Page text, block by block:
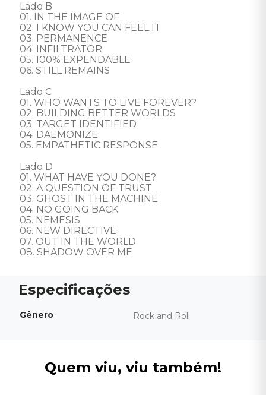
Lado B
01. IN THE IMAGE OF
02. I KNOW YOU CAN FEEL IT
03. PERMANENCE
04. INFILTRATOR
05. 100% EXPENDABLE
06. STILL REMAINS
Lado C
01. WHO WANTS TO LIVE FOREVER?
02. BUILDING BETTER WORLDS
03. TARGET IDENTIFIED
04. DAEMONIZE
05. EMPATHETIC RESPONSE
Lado D
01. WHAT HAVE YOU DONE?
02. A QUESTION OF TRUST
03. GHOST IN THE MACHINE
04. NO GOING BACK
05. NEMESIS
06. NEW DIRECTIVE
07. OUT IN THE WORLD
08. SHADOW OVER ME
Gênero Rock and Roll
Quem viu, viu também!